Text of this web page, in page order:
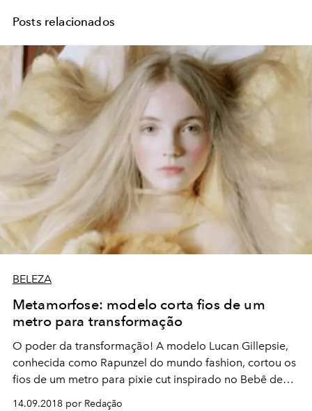
Posts relacionados
BELEZA
Metamorfose: modelo corta fios de um
metro para transformação
O poder da transformação! A modelo Lucan Gillepsie,
conhecida como Rapunzel do mundo fashion, cortou os
fios de um metro para pixie cut inspirado no Bebê de
14.09.2018 por Redação